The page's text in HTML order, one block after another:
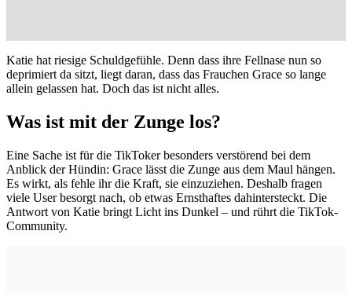
Katie hat riesige Schuldgefühle. Denn dass ihre Fellnase nun so
deprimiert da sitzt, liegt daran, dass das Frauchen Grace so lange
allein gelassen hat. Doch das ist nicht alles.
Was ist mit der Zunge los?
Eine Sache ist für die TikToker besonders verstörend bei dem
Anblick der Hündin: Grace lässt die Zunge aus dem Maul hängen.
Es wirkt, als fehle ihr die Kraft, sie einzuziehen. Deshalb fragen
viele User besorgt nach, ob etwas Ernsthaftes dahintersteckt. Die
Antwort von Katie bringt Licht ins Dunkel – und rührt die TikTok-
Community.